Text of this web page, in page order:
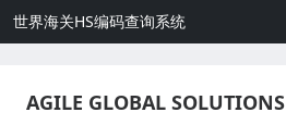
世界海关HS编码查询系统
AGILE GLOBAL SOLUTIONS